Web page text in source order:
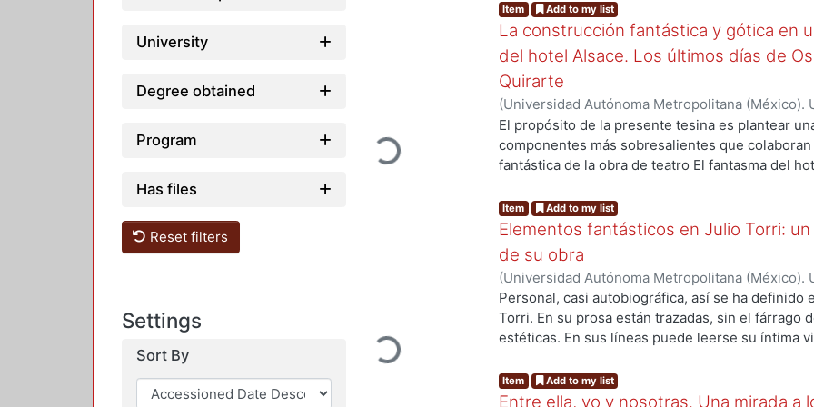
University
Degree obtained
Program
Has files
Reset filters
Settings
Sort By
son “Cordelias”, “Yemasanta”, “El hombre
poder”, que abordan ideas sobre Dios y el
temáticos, actantes, representaciones del bien
acciones individuales y colectivas.
Loading...
Item Add to my list
La construcción fantástica y gótica en
del hotel Alsace. Los últimos días de
Quirarte
(Universidad Autónoma Metropolitana (México).
de Servicios de Información.,2023-11)Godínez
El propósito de la presente tesina es plantear
componentes más sobresalientes que
fantástica de la obra de teatro El fantasma del
efecto de la ambigüedad, la construcción del
de universos ficcionales. En el primer capítulo,
la construcción fantástica del fantasma por
la fantasmagoría con base en las teorías de Max
Sardiñas, Anne Ubersfeld y José Luis García
subjetividad de los misterios del ser humano
angustias, los terrores del humano y así,
no se puede hacer: presentar lo inexpresable
la ambigüedad que parte de la imaginería mental
Loading...
Item Add to my list
Elementos fantásticos en Julio Torri:
de su obra
(Universidad Autónoma Metropolitana (México).
de Servicios de Información., 2022-10) Piedra
Personal, casi autobiográfica, así se ha definido
Torri. En su prosa están trazadas, sin el fárrago
estéticas. En sus líneas puede leerse su íntima
fragmentaria, así también se ha calificado su
estas características en distintos e híbridos
Item Add to my list
Entre ella, yo y nosotras. Una mirada a